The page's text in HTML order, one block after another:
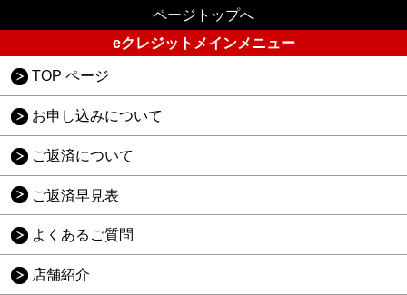
ページトップへ
eクレジットメインメニュー
TOP ページ
お申し込みについて
ご返済について
ご返済早見表
よくあるご質問
店舗紹介